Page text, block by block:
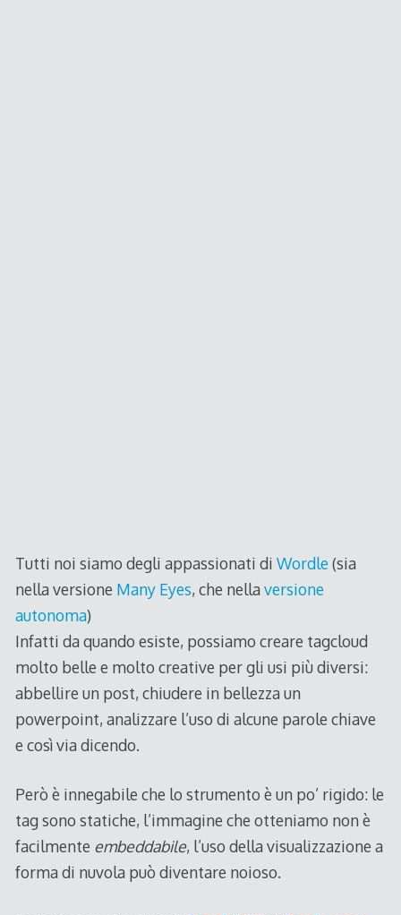
Tutti noi siamo degli appassionati di Wordle(sia
nella versione Many Eyes, che nellaversione
autonoma)
Infatti da quando esiste, possiamo creare tagcloud
molto belle e molto creative per gli usi più diversi:
abbellire un post, chiudere in bellezza un
powerpoint, analizzare l’uso di alcune parole chiave
e così via dicendo.
Però è innegabile che lo strumento è un po’ rigido: le
tag sono statiche, l’immagine che otteniamo non è
facilmente embeddabile, l’uso della visualizzazione a
forma di nuvola può diventare noioso.